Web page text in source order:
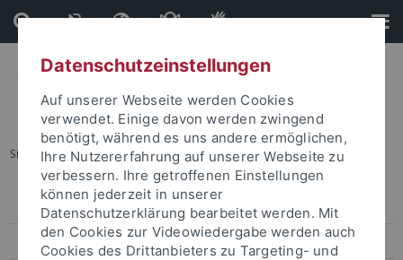
Direkt
zum
Inhalt
Direkt
zur
Fußleiste
Sie sind hier: Startseite ... B4 (Linden / Worm)
Organisation
Forschungsprogramm
Datenschutzeinstellungen
Auf unserer Webseite werden Cookies
verwendet. Einige davon werden zwingend
benötigt, während es uns andere ermöglichen,
Ihre Nutzererfahrung auf unserer Webseite zu
verbessern. Ihre getroffenen Einstellungen
können jederzeit in unserer
Datenschutzerklärung bearbeitet werden. Mit
den Cookies zur Videowiedergabe werden auch
Cookies des Drittanbieters zu Targeting- und